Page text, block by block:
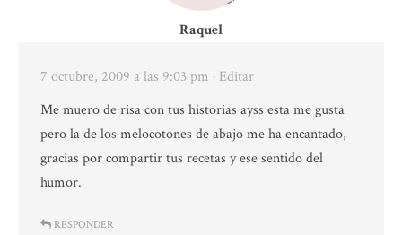
Raquel
7 octubre, 2009 a las 9:03 pm · Editar
Me muero de risa con tus historias ayss esta me gusta
pero la de los melocotones de abajo me ha encantado,
gracias por compartir tus recetas y ese sentido del
humor.
RESPONDER